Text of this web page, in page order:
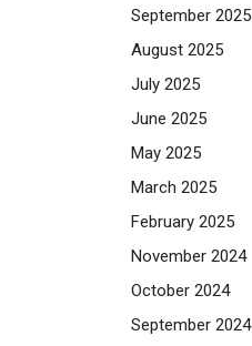
September 2025
August 2025
July 2025
June 2025
May 2025
March 2025
February 2025
November 2024
October 2024
September 2024